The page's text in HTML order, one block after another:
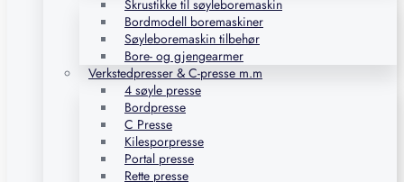
Skrustikke til søyleboremaskin
Bordmodell boremaskiner
Søyleboremaskin tilbehør
Bore- og gjengearmer
Verkstedpresser & C-presse m.m
4 søyle presse
Bordpresse
C Presse
Kilesporpresse
Portal presse
Rette presse